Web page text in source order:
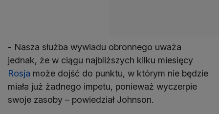
- Nasza służba wywiadu obronnego uważa
jednak, że w ciągu najbliższych kilku miesięcy
Rosja może dojść do punktu, w którym nie będzie
miała już żadnego impetu, ponieważ wyczerpie
swoje zasoby – powiedział Johnson.